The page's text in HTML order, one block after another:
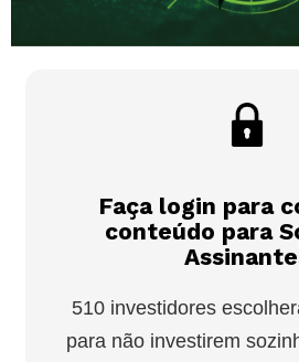
Faça login para
conteúdo para
510 investidores
para não investirem